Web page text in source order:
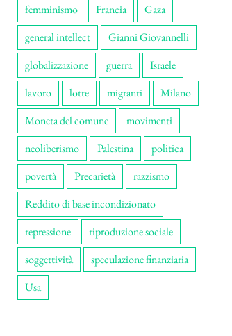
femminismo
Francia
Gaza
general intellect
Gianni Giovannelli
globalizzazione
guerra
Israele
lavoro
lotte migranti
Milano
Moneta del comune
movimenti
neoliberismo
Palestina
politica
povertà
Precarietà
razzismo
Reddito di base incondizionato
repressione
riproduzione sociale
soggettività
speculazione finanziaria
Usa